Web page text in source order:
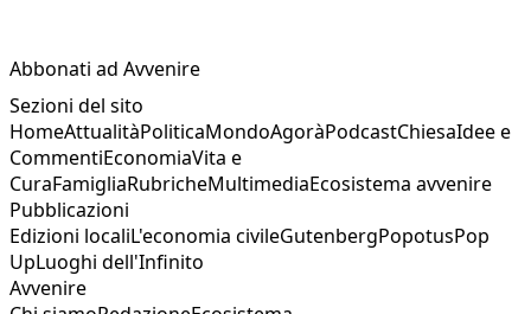
Abbonati ad Avvenire
Sezioni del sito
HomeAttualitàPoliticaMondoAgoràPodcastChiesaIdee e
CommentiEconomiaVita e
CuraFamigliaRubricheMultimediaEcosistema avvenire
Pubblicazioni
Edizioni localiL'economia civileGutenbergPopotusPop
UpLuoghi dell'Infinito
Avvenire